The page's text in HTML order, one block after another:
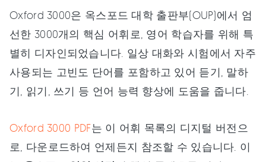
Oxford 3000은 옥스포드 대학 출판부(OUP)에서 엄
선한 3000개의 핵심 어휘로, 영어 학습자를 위해 특
별히 디자인되었습니다. 일상 대화와 시험에서 자주
사용되는 고빈도 단어를 포함하고 있어 듣기, 말하
기, 읽기, 쓰기 등 언어 능력 향상에 도움을 줍니다.
Oxford 3000 PDF는 이 어휘 목록의 디지털 버전으
로, 다운로드하여 언제든지 참조할 수 있습니다. 이